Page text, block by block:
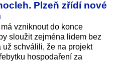
Plzeň zřídí nové
vzniknout do konce
sloužit zejména lidem bez
schválili, že na projekt
hospodaření za